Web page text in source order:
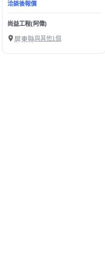
洽談後報價
尚益工程(阿偉)
屏東縣與其他1個